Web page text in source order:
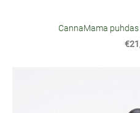
CannaMama puhdas